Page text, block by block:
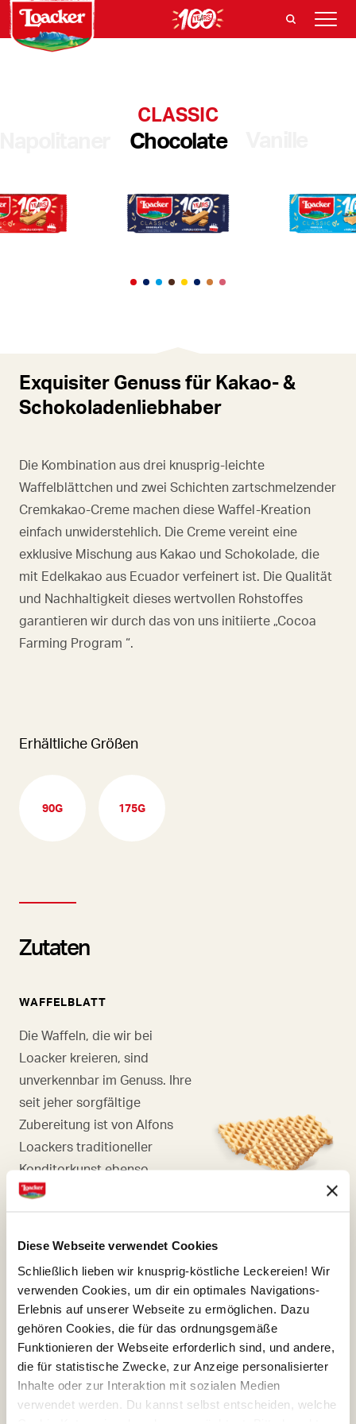
Diese Webseite verwendet Cookies
Schließlich lieben wir knusprig-köstliche Leckereien! Wir
verwenden Cookies, um dir ein optimales Navigations-
Erlebnis auf unserer Webseite zu ermöglichen. Dazu
gehören Cookies, die für das ordnungsgemäße
Funktionieren der Webseite erforderlich sind, und andere,
die für statistische Zwecke, zur Anzeige personalisierter
Inhalte oder zur Interaktion mit sozialen Medien
verwendet werden. Du kannst selbst entscheiden, welche
CLASSIC
Chocolate
Exquisiter Genuss für Kakao- &
Schokoladenliebhaber
Die Kombination aus drei knusprig-leichte
Waffelblättchen und zwei Schichten zartschmelzender
Cremkakao-Creme machen diese Waffel-Kreation
einfach unwiderstehlich. Die Creme vereint eine
exklusive Mischung aus Kakao und Schokolade, die
mit Edelkakao aus Ecuador verfeinert ist. Die Qualität
und Nachhaltigkeit dieses wertvollen Rohstoffes
garantieren wir durch das von uns initiierte „Cocoa
Farming Program “.
Erhältliche Größen
90G 175G
Zutaten
WAFFELBLATT
Die Waffeln, die wir bei
Loacker kreieren, sind
unverkennbar im Genuss. Ihre
seit jeher sorgfältige
Zubereitung ist von Alfons
Loackers traditioneller
Konditorkunst ebenso
geprägt, wie von jenen
Dass viele unserer Cremen so
unwiderstehlich sind, liegt an